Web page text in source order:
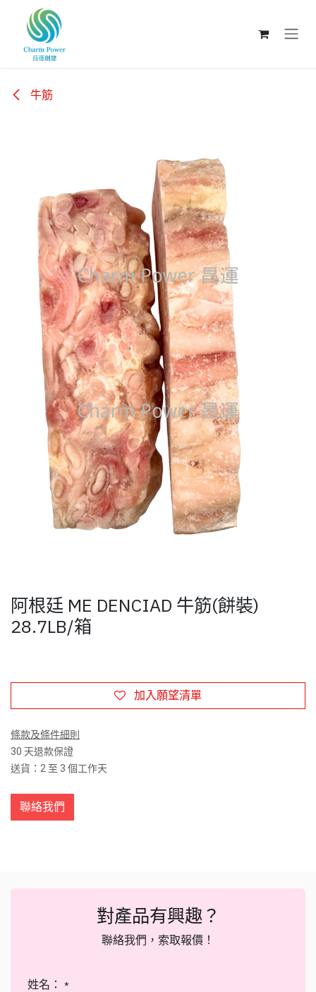
跳至內容
牛筋
阿根廷 ME DENCIAD 牛筋(餅裝)
28.7LB/箱
加入願望清單
條款及條件細則
30 天退款保證
送貨：2 至 3 個工作天
聯絡我們
對產品有興趣？
聯絡我們，索取報價！
姓名： *